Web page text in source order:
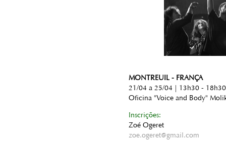
MONTREUIL - FRANÇA
21/04 a 25/04 | 13h30 - 18h30
Oficina "Voice and Body"
Inscrições:
Zoé Ogeret
zoe.ogeret@gmail.com